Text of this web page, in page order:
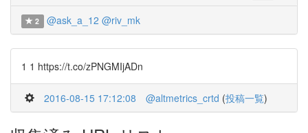
2 @ask_a_12 @riv_mk
1 1 https://t.co/zPNGMIjADn
2016-08-15 17:12:08 @altmetrics_crtd (投稿一覧)